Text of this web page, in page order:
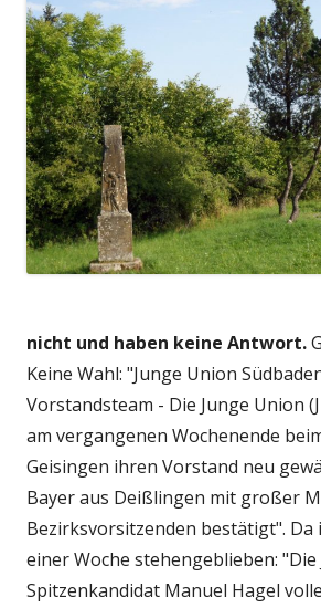
nicht und haben keine Antwort.
Keine Wahl: "Junge Union
Vorstandsteam - Die Junge Union
am vergangenen Wochenende
Geisingen ihren Vorstand neu
Bayer aus Deißlingen mit großer
Bezirksvorsitzenden bestätigt". Da
einer Woche stehengeblieben: "Die
Spitzenkandidat Manuel Hagel